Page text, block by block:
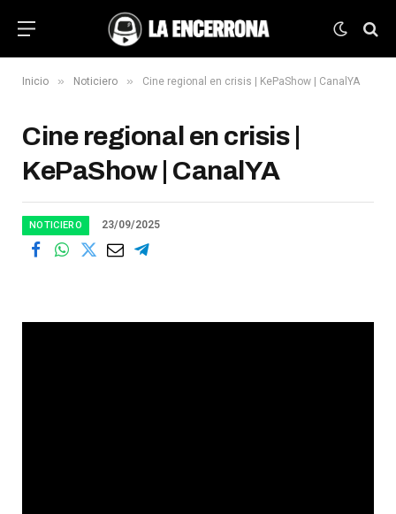
Inicio » Noticiero » Cine regional en crisis | KePaShow | CanalYA
Cine regional en crisis |
KePaShow | CanalYA
NOTICIERO 23/09/2025